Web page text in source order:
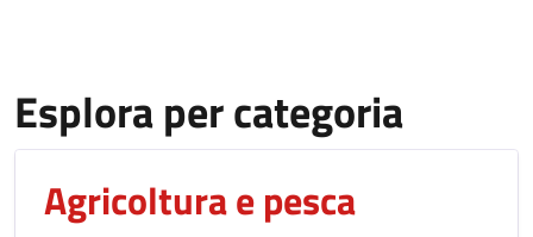
Esplora per categoria
Agricoltura e pesca